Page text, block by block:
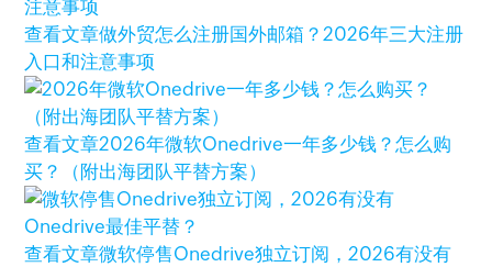
查看文章做外贸怎么注册国外邮箱？2026年三大注册
入口和注意事项
查看文章2026年微软Onedrive一年多少钱？怎么购
买？（附出海团队平替方案）
查看文章微软停售Onedrive独立订阅，2026有没有